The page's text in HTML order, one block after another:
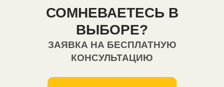
СОМНЕВАЕТЕСЬ В
ВЫБОРЕ?
ЗАЯВКА НА БЕСПЛАТНУЮ
КОНСУЛЬТАЦИЮ